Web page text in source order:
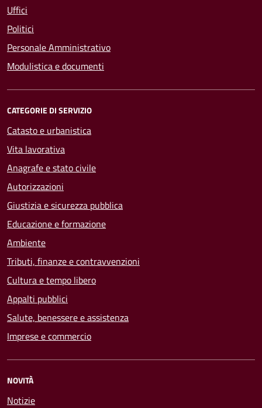
Uffici
Politici
Personale Amministrativo
Modulistica e documenti
CATEGORIE DI SERVIZIO
Catasto e urbanistica
Vita lavorativa
Anagrafe e stato civile
Autorizzazioni
Giustizia e sicurezza pubblica
Educazione e formazione
Ambiente
Tributi, finanze e contravvenzioni
Cultura e tempo libero
Appalti pubblici
Salute, benessere e assistenza
Imprese e commercio
NOVITÀ
Notizie